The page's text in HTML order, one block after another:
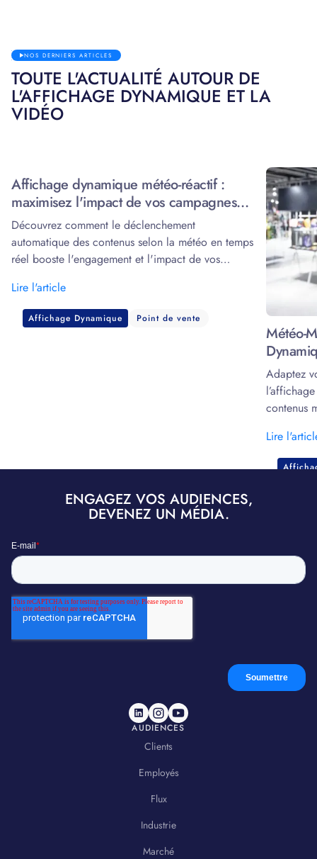
NOS DERNIERS ARTICLES
TOUTE L'ACTUALITÉ AUTOUR DE
L'AFFICHAGE DYNAMIQUE ET LA
VIDÉO
Affichage dynamique météo-réactif :
maximisez l'impact de vos campagnes
grâce à la data
Découvrez comment le déclenchement
automatique des contenus selon la météo en temps
réel booste l'engagement et l'impact de vos
Lire l'article
Affichage Dynamique Point de vente
Météo-
Adaptez
contenus
Lire
ENGAGEZ VOS AUDIENCES,
DEVENEZ UN MÉDIA.
AUDIENCES
Clients
Employés
Flux
Industrie
Marché